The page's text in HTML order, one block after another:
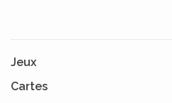
Jeux
Cartes